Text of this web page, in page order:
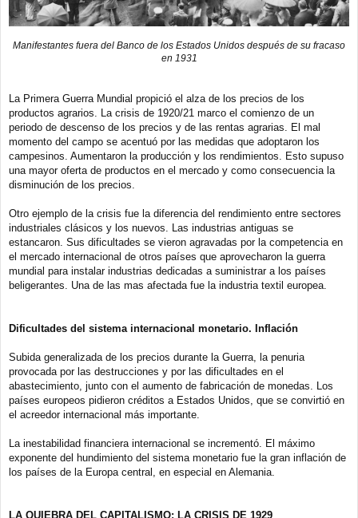
Manifestantes fuera del Banco de los Estados Unidos después de su fracaso
en 1931
La Primera Guerra Mundial propició el alza de los precios de los
productos agrarios. La crisis de 1920/21 marco el comienzo de un
periodo de descenso de los precios y de las rentas agrarias. El mal
momento del campo se acentuó por las medidas que adoptaron los
campesinos. Aumentaron la producción y los rendimientos. Esto supuso
una mayor oferta de productos en el mercado y como consecuencia la
disminución de los precios.
Otro ejemplo de la crisis fue la diferencia del rendimiento entre sectores
industriales clásicos y los nuevos. Las industrias antiguas se
estancaron. Sus dificultades se vieron agravadas por la competencia en
el mercado internacional de otros países que aprovecharon la guerra
mundial para instalar industrias dedicadas a suministrar a los países
beligerantes. Una de las mas afectada fue la industria textil europea.
Dificultades del sistema internacional monetario. Inflación
Subida generalizada de los precios durante la Guerra, la penuria
provocada por las destrucciones y por las dificultades en el
abastecimiento, junto con el aumento de fabricación de monedas. Los
países europeos pidieron créditos a Estados Unidos, que se convirtió en
el acreedor internacional más importante.
La inestabilidad financiera internacional se incrementó. El máximo
exponente del hundimiento del sistema monetario fue la gran inflación de
los países de la Europa central, en especial en Alemania.
LA QUIEBRA DEL CAPITALISMO: LA CRISIS DE 1929